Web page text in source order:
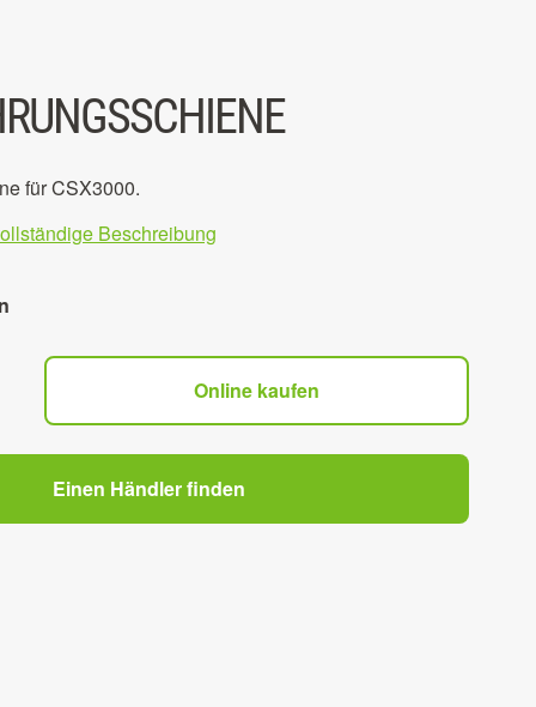
für CSX3000.
Beschreibung
Online kaufen
Einen Händler finden